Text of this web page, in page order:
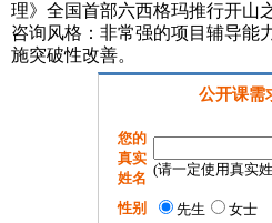
理》全国首部六西格玛推行开山
咨询风格：非常强的项目辅导能
施突破性改善。
公开课需
您的
真实
姓名
(请一定使用真实
性别 先生
女士